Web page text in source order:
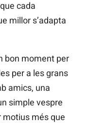
cada
millor s’adapta
bon moment per
per a les grans
amics, una
simple vespre
motius més que